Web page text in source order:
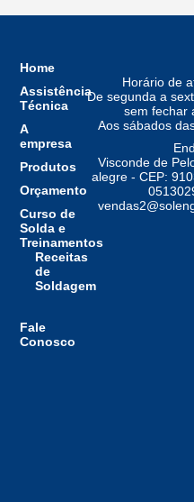
Home
Assistência
Técnica
A
empresa
Produtos
Orçamento
Curso de
Solda e
Treinamentos
Receitas
de
Soldagem
Fale
Conosco
Horário de
De segunda a
sem fechar
Aos sábados
Visconde de
alegre - CEP: